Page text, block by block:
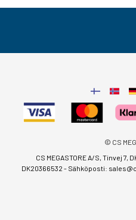
© CS
CS MEGASTORE A/S, Tinvej 7,
DK20366532 - Sähköposti: